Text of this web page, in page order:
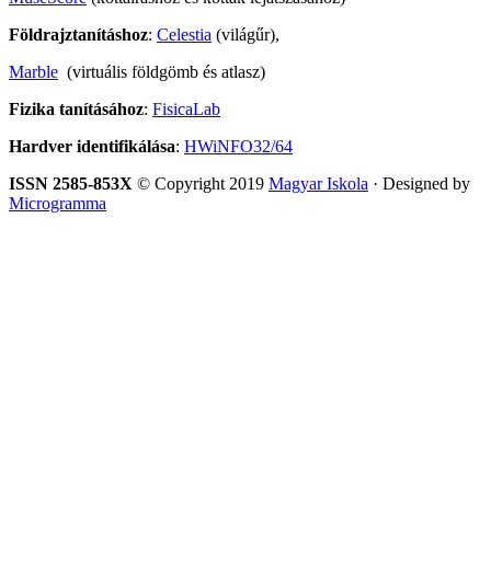
Földrajztanításhoz: Celestia (világűr),
Marble (virtuális földgömb és atlasz)
Fizika tanításához: FisicaLab
Hardver identifikálása: HWiNFO32/64
ISSN 2585-853X © Copyright 2019 Magyar Iskola · Designed by
Microgramma